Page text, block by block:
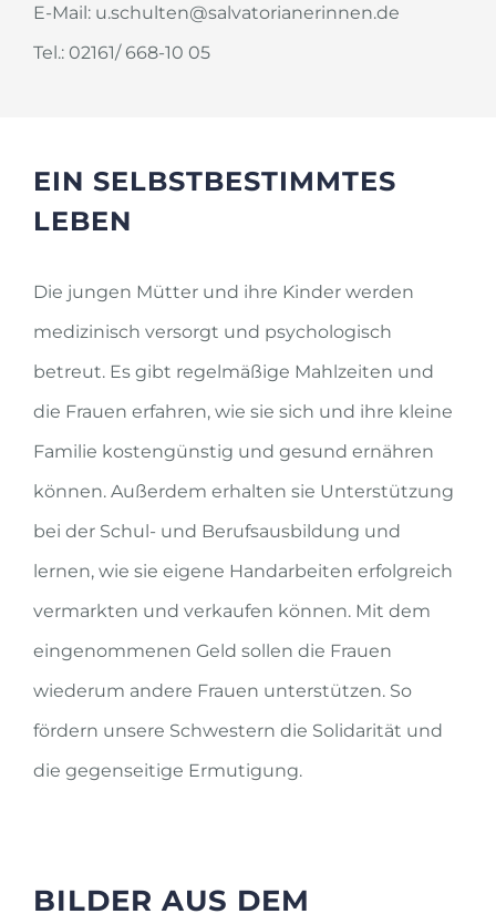
E-Mail: u.schulten@salvatorianerinnen.de
Tel.: 02161/ 668-10 05
EIN SELBSTBESTIMMTES
LEBEN
Die jungen Mütter und ihre Kinder werden
medizinisch versorgt und psychologisch
betreut. Es gibt regelmäßige Mahlzeiten und
die Frauen erfahren, wie sie sich und ihre kleine
Familie kostengünstig und gesund ernähren
können. Außerdem erhalten sie Unterstützung
bei der Schul- und Berufsausbildung und
lernen, wie sie eigene Handarbeiten erfolgreich
vermarkten und verkaufen können. Mit dem
eingenommenen Geld sollen die Frauen
wiederum andere Frauen unterstützen. So
fördern unsere Schwestern die Solidarität und
die gegenseitige Ermutigung.
BILDER AUS DEM